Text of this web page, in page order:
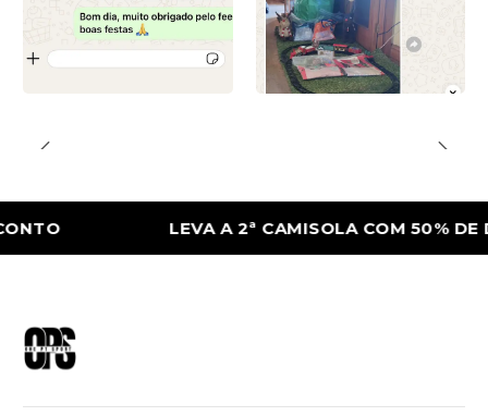
LEVA A 2ª CAMISOLA COM 50% DE